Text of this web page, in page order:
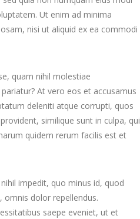
Ut enim ad minima
nisi ut aliquid ex ea commodi
quam nihil molestiae
At vero eos et accusamus
deleniti atque corrupti, quos
similique sunt in culpa, qui
quidem rerum facilis est et
impedit, quo minus id, quod
dolor repellendus.
saepe eveniet, ut et